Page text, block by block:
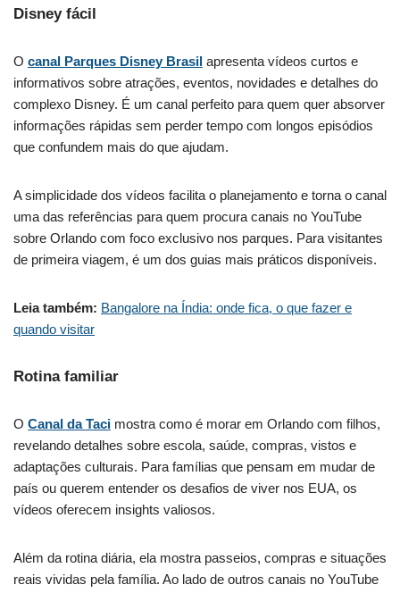
Disney fácil
O canal Parques Disney Brasil apresenta vídeos curtos e
informativos sobre atrações, eventos, novidades e detalhes do
complexo Disney. É um canal perfeito para quem quer absorver
informações rápidas sem perder tempo com longos episódios
que confundem mais do que ajudam.
A simplicidade dos vídeos facilita o planejamento e torna o canal
uma das referências para quem procura canais no YouTube
sobre Orlando com foco exclusivo nos parques. Para visitantes
de primeira viagem, é um dos guias mais práticos disponíveis.
Leia também: Bangalore na Índia: onde fica, o que fazer e
quando visitar
Rotina familiar
O Canal da Taci mostra como é morar em Orlando com filhos,
revelando detalhes sobre escola, saúde, compras, vistos e
adaptações culturais. Para famílias que pensam em mudar de
país ou querem entender os desafios de viver nos EUA, os
vídeos oferecem insights valiosos.
Além da rotina diária, ela mostra passeios, compras e situações
reais vividas pela família. Ao lado de outros canais no YouTube